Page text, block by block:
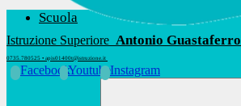
Istruzione Superiore Antonio Guastaferro
0735.780525 • apis01400t@istruzione.it
FacebookYoutubeInstagram
Scuola